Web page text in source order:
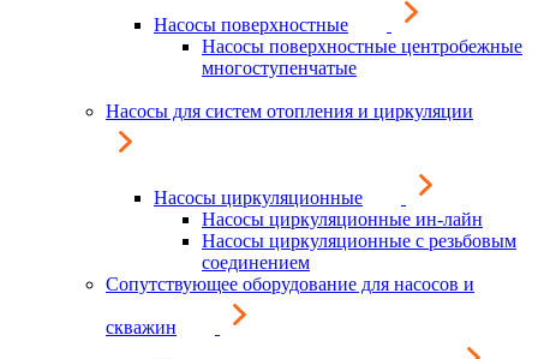
Насосы поверхностные
Насосы поверхностные центробежные
многоступенчатые
Насосы для систем отопления и циркуляции
Насосы циркуляционные
Насосы циркуляционные ин-лайн
Насосы циркуляционные с резьбовым
соединением
Сопутствующее оборудование для насосов и
скважин